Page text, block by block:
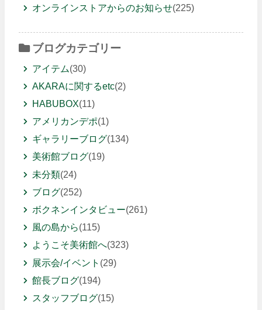
オンラインストアからのお知らせ(225)
ブログカテゴリー
アイテム(30)
AKARAに関するetc(2)
HABUBOX(11)
アメリカンデポ(1)
ギャラリーブログ(134)
美術館ブログ(19)
未分類(24)
ブログ(252)
ボクネンインタビュー(261)
風の島から(115)
ようこそ美術館へ(323)
展示会/イベント (29)
館長ブログ(194)
スタッフブログ(15)